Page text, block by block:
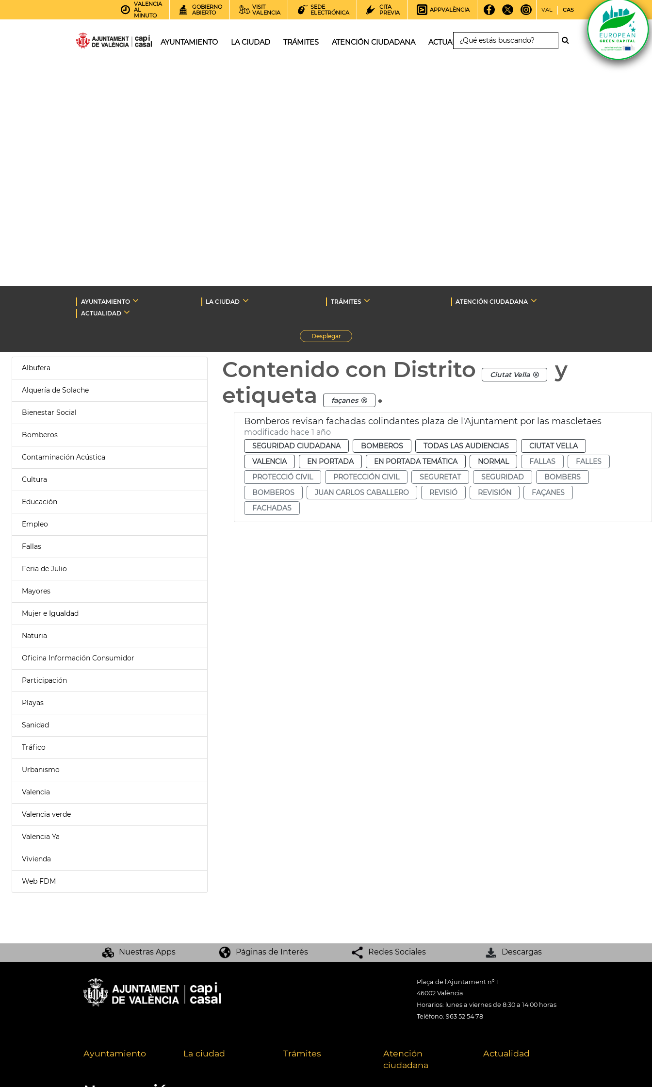
VALENCIA
AL
MINUTO
GOBIERNO
ABIERTO
VISIT
VALENCIA
SEDE
ELECTRÓNICA
CITA
PREVIA
APPVALÈNCIA VAL CAS
AYUNTAMIENTO LA CIUDAD TRÁMITES ATENCIÓN CIUDADANA ACTUALIDAD
AYUNTAMIENTO LA CIUDAD TRÁMITES
ATENCIÓN CIUDADANA
ACTUALIDAD
Desplegar
Albufera
Alquería de Solache
Bienestar Social
Bomberos
Contaminación Acústica
Cultura
Educación
Empleo
Fallas
Feria de Julio
Mayores
Mujer e Igualdad
Naturia
Oficina Información Consumidor
Participación
Playas
Sanidad
Tráfico
Urbanismo
Valencia
Valencia verde
Valencia Ya
Vivienda
Web FDM
Contenido con Distrito Ciutat Vella
y
etiqueta
façanes .
Bomberos revisan fachadas colindantes plaza de l'Ajuntament por las mascletaes
modificado hace 1 año
SEGURIDAD CIUDADANA BOMBEROS TODAS LAS AUDIENCIAS
CIUTAT VELLA
VALENCIA
EN PORTADA EN PORTADA TEMÁTICA NORMAL FALLAS
FALLES
PROTECCIÓ CIVIL
PROTECCIÓN CIVIL SEGURETAT SEGURIDAD
BOMBERS
BOMBEROS
JUAN CARLOS CABALLERO REVISIÓ REVISIÓN
FAÇANES
FACHADAS
Nuestras Apps Páginas de Interés Redes Sociales Descargas
Plaça de l'Ajuntament nº 1
46002 València
Horarios: lunes a viernes de 8:30 a 14:00 horas
Teléfono: 963 52 54 78
Ayuntamiento La ciudad Trámites
Atención
ciudadana
Actualidad